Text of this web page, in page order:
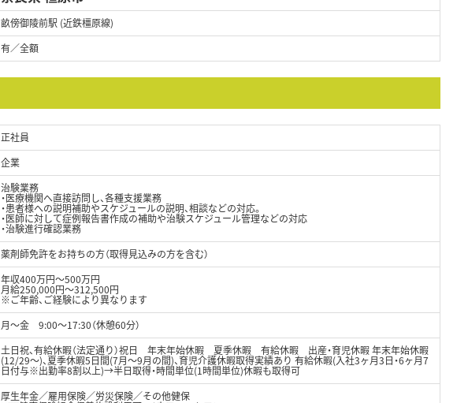
畝傍御陵前駅 (近鉄橿原線)
有／全額
正社員
企業
治験業務
・医療機関へ直接訪問し、各種支援業務
・患者様への説明補助やスケジュールの説明、相談などの対応。
・医師に対して症例報告書作成の補助や治験スケジュール管理などの対応
・治験進行確認業務
薬剤師免許をお持ちの方（取得見込みの方を含む）
年収400万円～500万円
月給250,000円～312,500円
※ご年齢、ご経験により異なります
月～金 9:00～17:30（休憩60分）
土日祝、有給休暇（法定通り）祝日 年末年始休暇 夏季休暇 有給休暇 出産・育児休暇 年末年始休暇
(12/29～)、夏季休暇5日間(7月～9月の間)、育児介護休暇取得実績あり 有給休暇(入社3ヶ月3日・6ヶ月7
日付与※出勤率8割以上)→半日取得・時間単位(1時間単位)休暇も取得可
厚生年金／雇用保険／労災保険／その他健保